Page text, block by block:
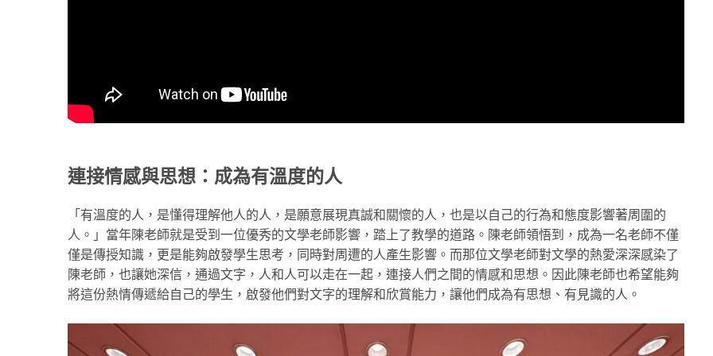
連接情感與思想：成為有溫度的人
「有溫度的人，是懂得理解他人的人，是願意展現真誠和關懷的人，也是以自己的行為和態度影響著周圍的
人。」當年陳老師就是受到一位優秀的文學老師影響，踏上了教學的道路。陳老師領悟到，成為一名老師不僅
僅是傳授知識，更是能夠啟發學生思考，同時對周遭的人產生影響。而那位文學老師對文學的熱愛深深感染了
陳老師，也讓她深信，通過文字，人和人可以走在一起，連接人們之間的情感和思想。因此陳老師也希望能夠
將這份熱情傳遞給自己的學生，啟發他們對文字的理解和欣賞能力，讓他們成為有思想、有見識的人。